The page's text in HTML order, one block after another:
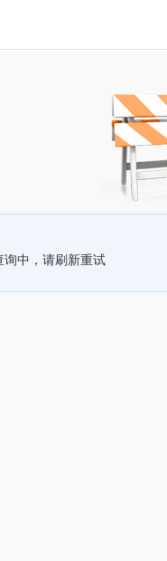
询中，请刷新重试